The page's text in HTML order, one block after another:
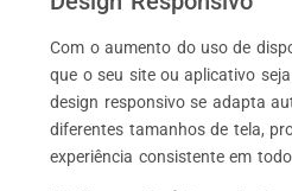
Com o aumento do uso de
que o seu site ou aplicativo
design responsivo se adapta
diferentes tamanhos de tela,
experiência consistente em